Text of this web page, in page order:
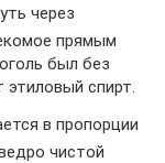
через
прямым
был без
этиловый спирт.
в пропорции
чистой